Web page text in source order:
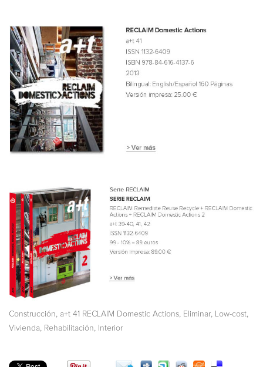
Construcción, a+t 41 RECLAIM Domestic Actions, Eliminar, Low-cost,
Vivienda, Rehabilitación, Interior